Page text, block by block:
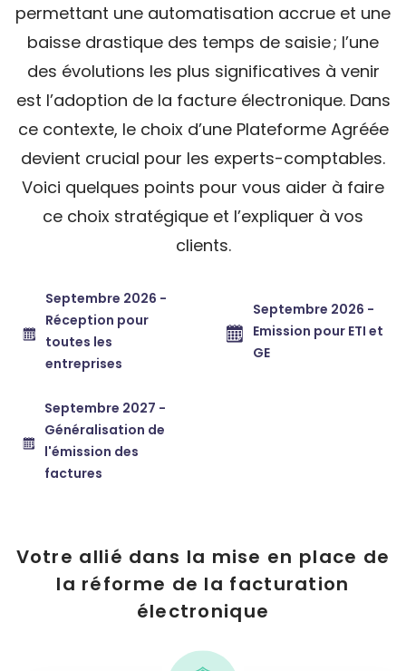
permettant une automatisation accrue et une
baisse drastique des temps de saisie ; l’une
des évolutions les plus significatives à venir
est l’adoption de la facture électronique. Dans
ce contexte, le choix d’une Plateforme Agréée
devient crucial pour les experts-comptables.
Voici quelques points pour vous aider à faire
ce choix stratégique et l’expliquer à vos
clients.
Septembre 2026 -
Réception pour
toutes les
entreprises
Septembre 2026 -
Emission pour ETI et
GE
Septembre 2027 -
Généralisation de
l'émission des
factures
Votre allié dans la mise en place de
la réforme de la facturation
électronique